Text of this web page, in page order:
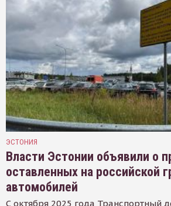
ЭСТОНИЯ
Власти Эстонии объявили о
оставленных на российской
автомобилей
С октября 2025 года Транспортный